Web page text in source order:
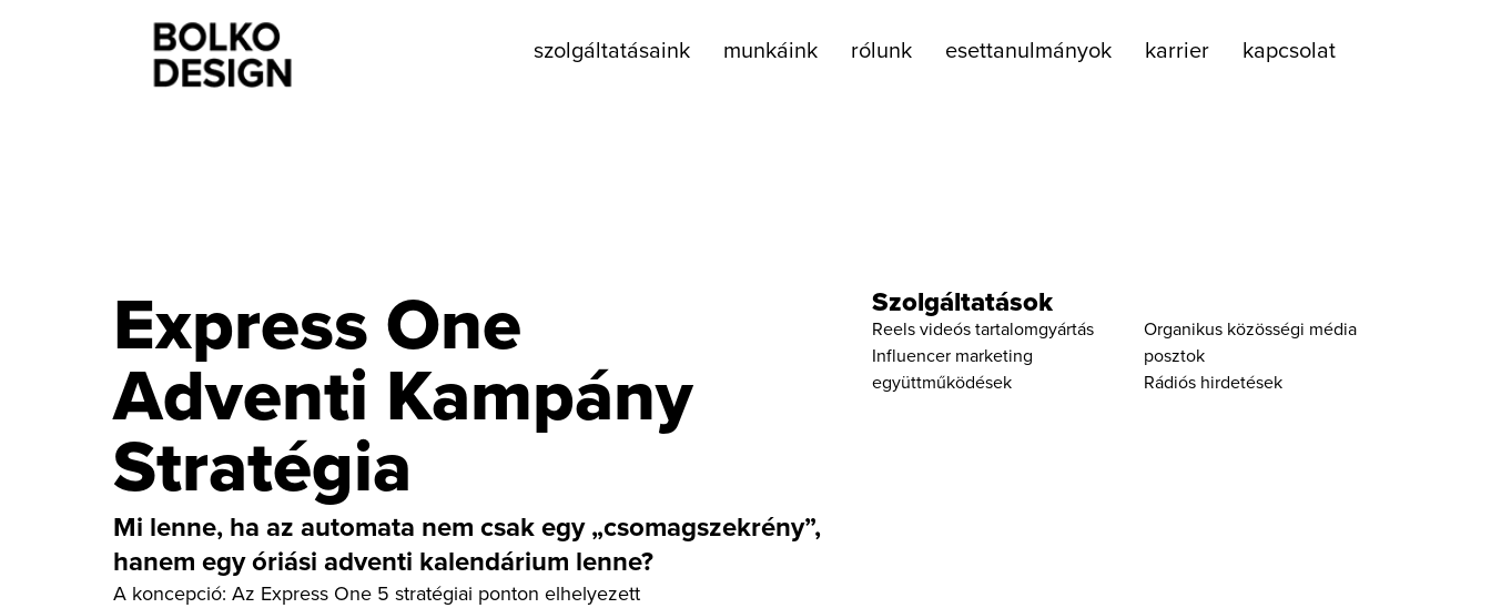
szolgáltatásaink munkáink rólunk esettanulmányok karrier kapcsolat
Express One
Adventi Kampány
Stratégia
Mi lenne, ha az automata nem csak egy „csomagszekrény”,
hanem egy óriási adventi kalendárium lenne?
A koncepció: Az Express One 5 stratégiai ponton elhelyezett
Szolgáltatások
Reels videós tartalomgyártás
Influencer marketing
együttműködések
Organikus közösségi média
posztok
Rádiós hirdetések